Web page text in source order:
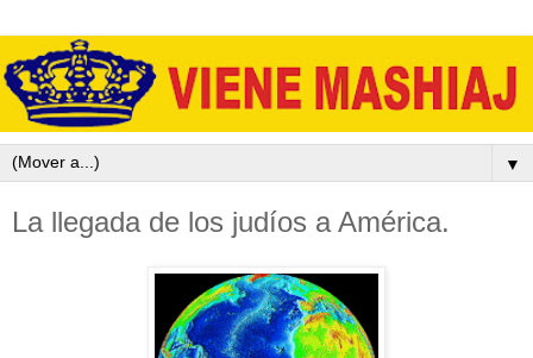
▼
La llegada de los judíos a América.